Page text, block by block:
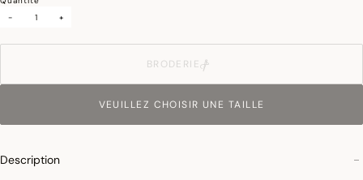
-
+
BRODERIE
VEUILLEZ CHOISIR UNE TAILLE
Description